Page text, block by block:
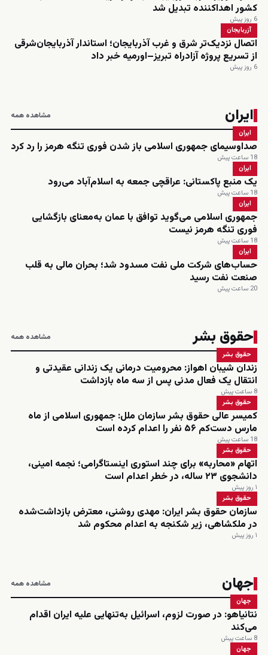
کشور اهداکننده تبدیل شد
6 روز پیش
آزربایجان
اتصال نزدیک‌تر شرق و غرب آذربایجان؛ استاندار آذربایجان‌شرقی
از تسریع پروژه آزادراه تبریز–اورمیه خبر داد
6 روز پیش
ایران مشاهده همه
ایران
صداوسیمای جمهوری اسلامی باز شدن فوری تنگه هرمز را رد کرد
18 ساعت پیش
ایران
یک منبع پاکستانی: عراقچی جمعه به اسلام‌آباد می‌رود
18 ساعت پیش
ایران
جمهوری اسلامی می‌گوید توافق با عمان به‌معنای بازگشایی
فوری تنگه هرمز نیست
18 ساعت پیش
ایران
حساب‌های شرکت ملی نفت مسدود شد؛ بحران مالی به قلب
صنعت نفت رسید
20 ساعت پیش
حقوق بشر مشاهده همه
حقوق بشر
زندان شیبان اهواز: محرومیت درمانی یک زندانی عقیدتی و
انتقال یک فعال مدنی پس از سه ماه بازداشت
8 ساعت پیش
حقوق بشر
کمیسر عالی حقوق بشر سازمان ملل: جمهوری اسلامی از ماه
مارس دست‌کم ۵۶ نفر را اعدام کرده است
18 ساعت پیش
حقوق بشر
اتهام «محاربه» برای چند استوری اینستاگرامی؛ نجمه امینی،
دانشجوی ۲۳ ساله، در خطر اعدام است
۱ روز پیش
حقوق بشر
سازمان حقوق بشر ایران: مهدی روشنی، معترض بازداشت‌شده
در ملکشاهی، زیر شکنجه به اعدام محکوم شد
۱ روز پیش
جهان مشاهده همه
جهان
نتانیاهو: در صورت لزوم، اسرائیل به‌تنهایی علیه ایران اقدام
می‌کند
8 ساعت پیش
جهان